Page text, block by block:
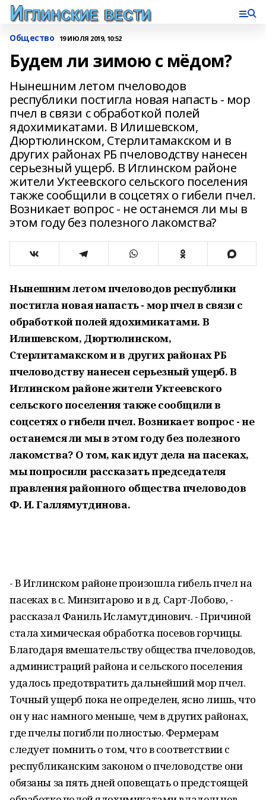
Общество 19 ИЮЛЯ 2019, 10:52
Будем ли зимою с мёдом?
Нынешним летом пчеловодов
республики постигла новая напасть - мор
пчел в связи с обработкой полей
ядохимикатами. В Илишевском,
Дюртюлинском, Стерлитамакском и в
других районах РБ пчеловодству нанесен
серьезный ущерб. В Иглинском районе
жители Уктеевского сельского поселения
также сообщили в соцсетях о гибели пчел.
Возникает вопрос - не останемся ли мы в
этом году без полезного лакомства?
Нынешним летом пчеловодов республики
постигла новая напасть - мор пчел в связи с
обработкой полей ядохимикатами. В
Илишевском, Дюртюлинском,
Стерлитамакском и в других районах РБ
пчеловодству нанесен серьезный ущерб. В
Иглинском районе жители Уктеевского
сельского поселения также сообщили в
соцсетях о гибели пчел. Возникает вопрос - не
останемся ли мы в этом году без полезного
лакомства? О том, как идут дела на пасеках,
мы попросили рассказать председателя
правления районного общества пчеловодов
Ф. И. Галлямутдинова.
- В Иглинском районе произошла гибель пчел на
пасеках в с. Минзитарово и в д. Сарт-Лобово, -
рассказал Фаниль Исламутдинович. - Причиной
стала химическая обработка посевов горчицы.
Благодаря вмешательству общества пчеловодов,
администраций района и сельского поселения
удалось предотвратить дальнейший мор пчел.
Точный ущерб пока не определен, ясно лишь, что
он у нас намного меньше, чем в других районах,
где пчелы погибли полностью. Фермерам
следует помнить о том, что в соответствии с
республиканским законом о пчеловодстве они
обязаны за пять дней оповещать о предстоящей